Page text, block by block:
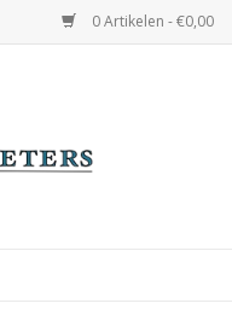
0 Artikelen - €0,00